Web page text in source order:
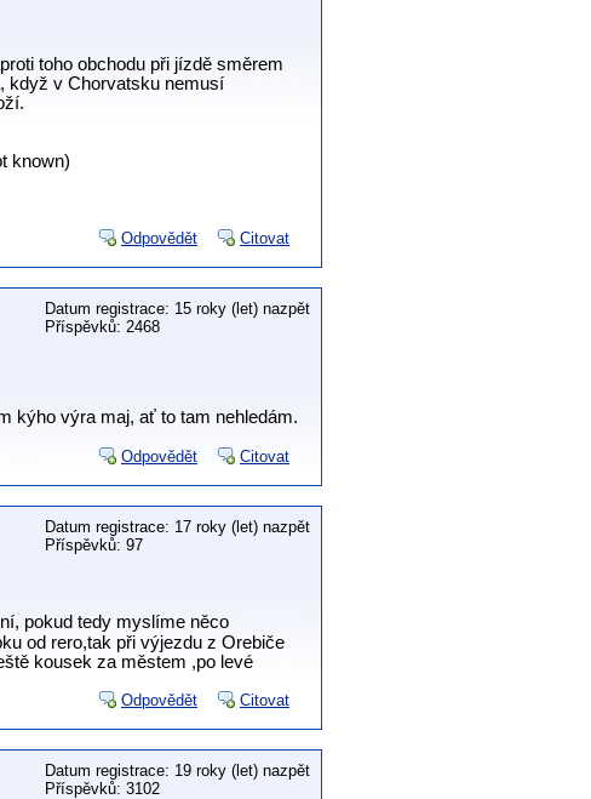
toho obchodu při jízdě směrem
když v Chorvatsku nemusí
known)
Odpovědět Citovat
Datum registrace: 15 roky (let) nazpět
Příspěvků: 2468
kýho výra maj, ať to tam nehledám.
Odpovědět Citovat
Datum registrace: 17 roky (let) nazpět
Příspěvků: 97
pokud tedy myslíme něco
od rero,tak při výjezdu z Orebiče
kousek za městem ,po levé
Odpovědět Citovat
Datum registrace: 19 roky (let) nazpět
Příspěvků: 3102